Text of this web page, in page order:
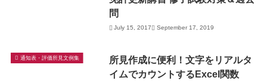
問
July 15, 2017 September 17, 2019
通知表・評価所見文例集
所見作成に便利！文字をリアルタ
イムでカウントするExcel関数